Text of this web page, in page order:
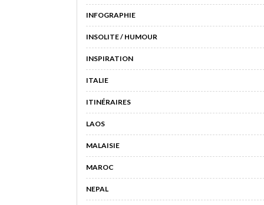
INFOGRAPHIE
INSOLITE / HUMOUR
INSPIRATION
ITALIE
ITINÉRAIRES
LAOS
MALAISIE
MAROC
NEPAL